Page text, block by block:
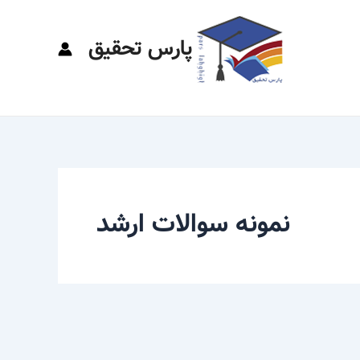
پارس تحقیق
نمونه سوالات ارشد